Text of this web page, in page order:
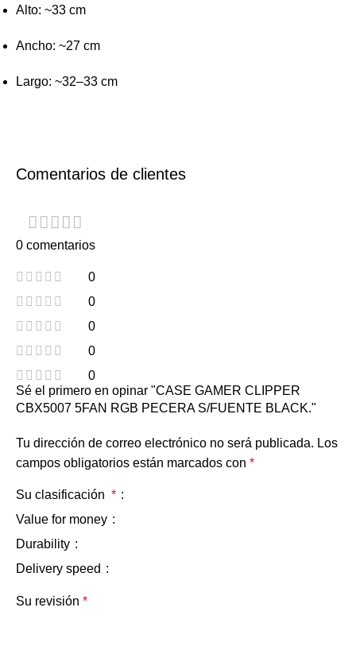
Alto: ~33 cm
Ancho: ~27 cm
Largo: ~32–33 cm
Comentarios de clientes
0 comentarios
0
0
0
0
0
Sé el primero en opinar "CASE GAMER CLIPPER
CBX5007 5FAN RGB PECERA S/FUENTE BLACK."
Tu dirección de correo electrónico no será publicada. Los
campos obligatorios están marcados con *
Su clasificación *
Value for money
Durability
Delivery speed
Su revisión *